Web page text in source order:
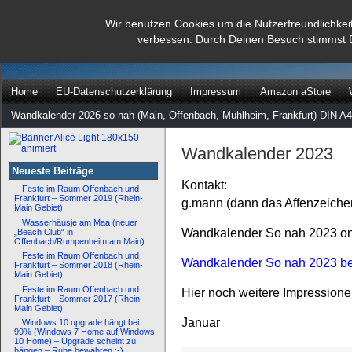
Wir benutzen Cookies um die
verbessen. Durch Deinen Besuch stimmst
dann rate mal
Home EU-Datenschutzerklärung Impressum Amazon aStore
Wandkalender 2026 so nah (Main, Offenbach, Mühlheim, Frankfurt) DIN
Neueste Beiträge
Feste im Raum Offenbach und
Frankfurt – Sommer 2019 (Rhein-
Main Gebiet)
Wasserhäusje am Maa (neuer
„Beach Club“ in
Offenbach/Rumpenheim am Main)
Feste im Raum Offenbach und
Frankfurt – Sommer 2018 (Rhein-
Main Gebiet)
Feste im Raum Offenbach und
Frankfurt – Sommer 2017 (Rhein-
Main Gebiet)
Windows 10 upgrade hängt bei
99% (Windows 7 Home auf Windows
10 Home) – Upgrade scheint zu
Wandkalender 2023
Kontakt:
g.mann (dann das
Wandkalender So nah 2023
Wandkalender So nah 2023
Hier noch weitere
Januar